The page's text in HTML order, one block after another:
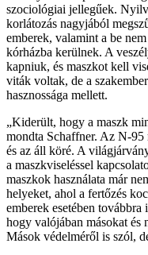
szociológiai jellegűek.
korlátozás nagyjából
emberek, valamint a be
kórházba kerülnek. A
kapniuk, és maszkot kell
viták voltak, de a
hasznossága mellett.
„Kiderült, hogy a maszk
mondta Schaffner. Az N-95
és az áll köré. A
a maszkviseléssel
maszkok használata már
helyeket, ahol a fertőzés
emberek esetében
hogy valójában másokat és
Mások védelméről is szól,